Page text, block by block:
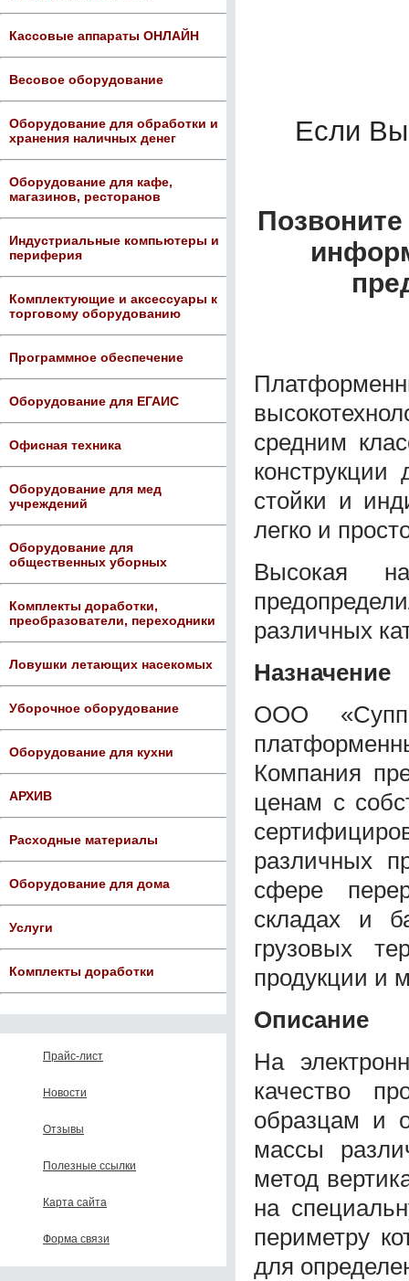
Кассовые аппараты ОНЛАЙН
Весовое оборудование
Оборудование для обработки и
хранения наличных денег
Оборудование для кафе,
магазинов, ресторанов
Индустриальные компьютеры и
периферия
Комплектующие и аксессуары к
торговому оборудованию
Программное обеспечение
Оборудование для ЕГАИС
Офисная техника
Оборудование для мед
учреждений
Оборудование для
общественных уборных
Комплекты доработки,
преобразователи, переходники
Ловушки летающих насекомых
Уборочное оборудование
Оборудование для кухни
АРХИВ
Расходные материалы
Оборудование для дома
Услуги
Комплекты доработки
Прайс-лист
Новости
Отзывы
Полезные ссылки
Карта сайта
Форма связи
Если
средним
стойки и
легко и
Высокая
различных
Назначение
ООО
Компания
ценам с
различных
сфере
складах и
грузовых
продукции и
Описание
На
качество
образцам и
массы
метод
на
периметру
для